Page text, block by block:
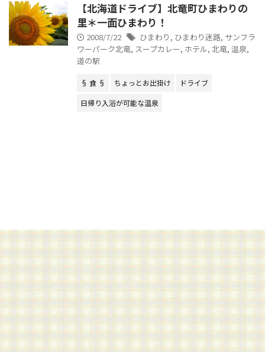
【北海道ドライブ】北竜町ひまわりの
里＊一面ひまわり！
2008/7/22 ひまわり , ひまわり迷路, サンフラ
ワーパーク北竜, スープカレー, ホテル, 北竜, 温泉,
道の駅
§ 食 § ちょっとお出掛け
ドライブ
日帰り入浴が可能な温泉